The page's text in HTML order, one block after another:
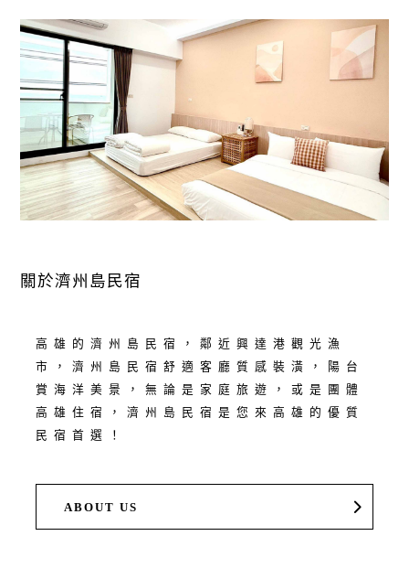
關於濟州島民宿
高雄的濟州島民宿，鄰近興達港觀光漁
市，濟州島民宿舒適客廳質感裝潢，陽台
賞海洋美景，無論是家庭旅遊，或是團體
高雄住宿，濟州島民宿是您來高雄的優質
民宿首選！
ABOUT US